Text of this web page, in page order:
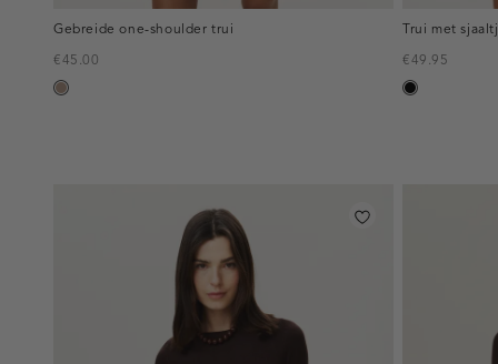
Gebreide one-shoulder trui
€45.00
taupe,
Trui met
€49.95
zwart